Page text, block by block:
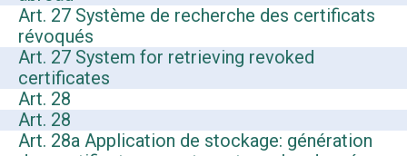
Art. 27 Système de recherche des certificats
révoqués
Art. 27 System for retrieving revoked
certificates
Art. 28
Art. 28
Art. 28a Application de stockage: génération